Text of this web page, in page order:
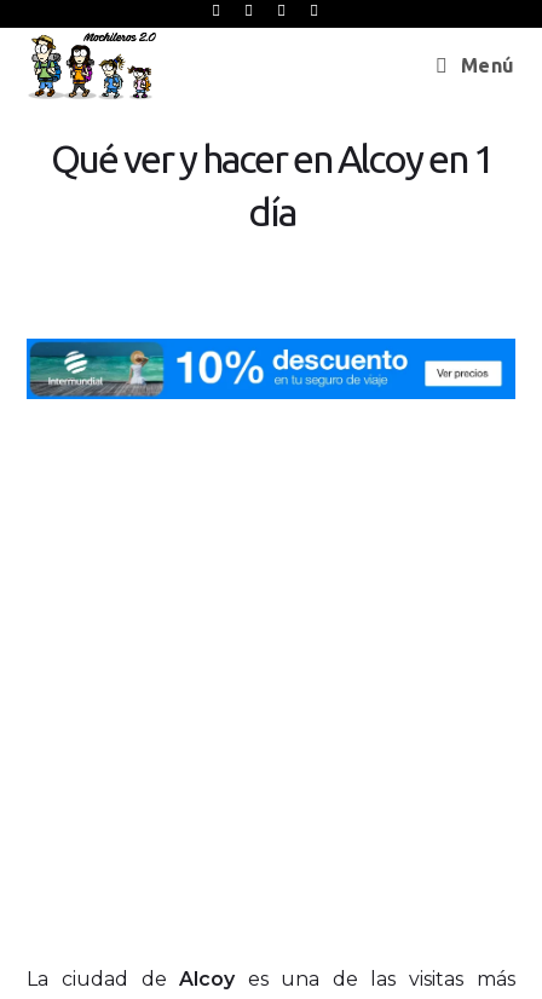
Menú
Qué ver y hacer en Alcoy en 1
día
La ciudad deAlcoyes una de las visitas más